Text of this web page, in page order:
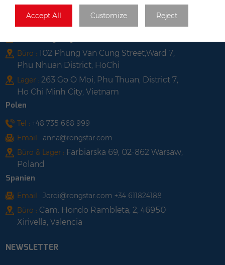
Accept All Customize Reject
Vietnam
Büro : 102 Phung Van Cung Street,Ward 7,
Phu Nhuan District, HoChi
Lager : 263 Go O Moi, Phu Thuan, District 7,
Ho Chi Minh City, Vietnam
Polen
Tel : +48 735 668 999
Email : anna@rongstar.com
Büro & Lager : Farbiarska 69, 02-862 Warsaw,
Poland
Spanien
Email : Jordi@rongstar.com +34 611824188
Büro : Cam. Hondo Rambleta, 2, 46950
Xirivella, Valencia
NEWSLETTER